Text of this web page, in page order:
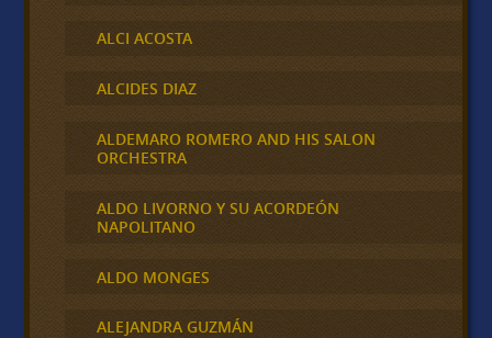
ALCI ACOSTA
ALCIDES DIAZ
ALDEMARO ROMERO AND HIS SALON
ORCHESTRA
ALDO LIVORNO Y SU ACORDEÓN
NAPOLITANO
ALDO MONGES
ALEJANDRA GUZMÁN